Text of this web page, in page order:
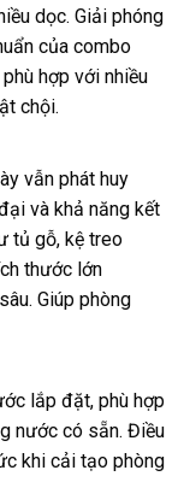
dọc. Giải phóng
của combo
hợp với nhiều
chội.
vẫn phát huy
và khả năng kết
tủ gỗ, kệ treo
thước lớn
Giúp phòng
lắp đặt, phù hợp
nước có sẵn. Điều
khi cải tạo phòng